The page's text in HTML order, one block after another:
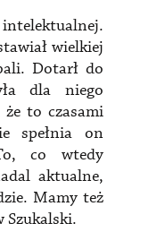
wielkiej
Dotarł do
dla niego
to czasami
spełnia on
co wtedy
aktualne,
Mamy też
Szukalski.